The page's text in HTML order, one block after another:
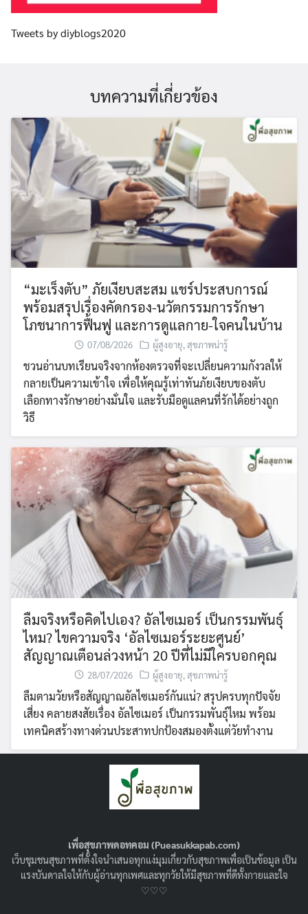
Tweets by diyblogs2020
บทความที่เกี่ยวข้อง
“มะเร็งตับ” ภัยเงียบสะสม แชร์ประสบการณ์
พร้อมสรุปเรื่องคัดกรอง-นวัตกรรมการรักษา
โภชนาการฟื้นฟู และการดูแลกาย-ใจคนในบ้าน
07/08/2026 ผู้สูงอายุ,สุขภาพน่ารู้
ชวนอ่านบทเรียนจริงจากห้องตรวจที่จะเปลี่ยนความกังวลให้
กลายเป็นความเข้าใจ เพื่อให้คุณรู้เท่าทันภัยเงียบของตับ
เลือกทางรักษาอย่างมั่นใจ และรับมือดูแลคนที่รักได้อย่างถูก
วิธี
ลืมจริงหรือคิดไปเอง? อัลไซเมอร์ เป็นกรรมพันธุ์
ไหม? ไขความจริง ‘อัลไซเมอร์ระยะศูนย์’
สัญญาณเตือนล่วงหน้า 20 ปีที่ไม่มีใครบอกคุณ
28/07/2026 ผู้สูงอายุ,สุขภาพน่ารู้
ลืมตามวัยหรือสัญญาณอัลไซเมอร์กันแน่? สรุปครบทุกปัจจัย
เสี่ยง คลายสงสัยเรื่อง อัลไซเมอร์ เป็นกรรมพันธุ์ไหม พร้อม
เทคนิคสร้างทางด่วนประสาทปกป้องสมองตั้งแต่วัยทำงาน
เพื่อสุขภาพดอทคอม (Pueasukkapab.com)
เว็บชุมชนสุขภาพที่ตั้งใจนำเสนอทุกแง่มุมเกี่ยวกับสุขภาพเพื่อเป็นข้อมูล เป็น
แรงบันดาลใจให้กับผู้อ่านทุกเพศและทุกวัยให้มีสุขภาพที่ดีทั้งกายและใจ
♡♡♡